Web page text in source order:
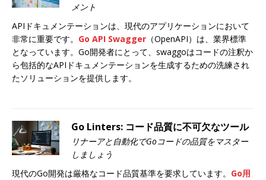
メント
APIドキュメンテーションは、現代のアプリケーションにおいて
非常に重要です。 Go API Swagger （OpenAPI）は、業界標準
となっています。Go開発者にとって、swaggoはコードの注釈か
ら包括的なAPIドキュメンテーションを生成するための洗練され
たソリューションを提供します。
Go Linters: コード品質に不可欠なツール
リナーアと自動化でGoコードの品質をマスター
しましょう
現代のGo開発は厳格なコード品質基準を要求しています。 Go用